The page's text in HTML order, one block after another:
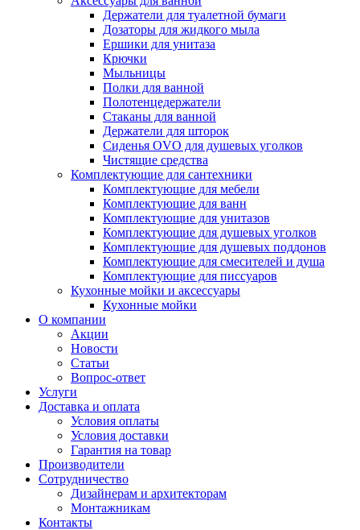
Держатели для туалетной бумаги
Дозаторы для жидкого мыла
Ершики для унитаза
Крючки
Мыльницы
Полки для ванной
Полотенцедержатели
Стаканы для ванной
Держатели для шторок
Сиденья OVO для душевых уголков
Чистящие средства
Комплектующие для сантехники
Комплектующие для мебели
Комплектующие для ванн
Комплектующие для унитазов
Комплектующие для душевых уголков
Комплектующие для душевых поддонов
Комплектующие для смесителей и душа
Комплектующие для писсуаров
Кухонные мойки и аксессуары
Кухонные мойки
О компании
Акции
Новости
Статьи
Вопрос-ответ
Услуги
Доставка и оплата
Условия оплаты
Условия доставки
Гарантия на товар
Производители
Сотрудничество
Дизайнерам и архитекторам
Монтажникам
Контакты